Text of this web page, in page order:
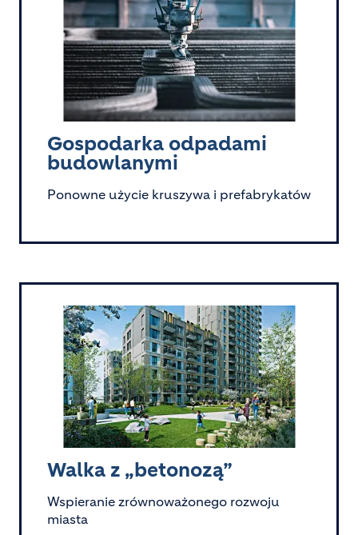
Gospodarka odpadami
budowlanymi
Ponowne użycie kruszywa i prefabrykatów
Image
Walka z „betonozą”
Wspieranie zrównoważonego rozwoju
miasta